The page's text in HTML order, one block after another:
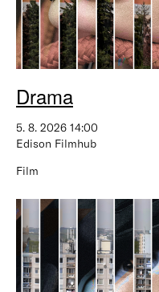
Drama
5. 8. 2026 14:00
Edison Filmhub
Film